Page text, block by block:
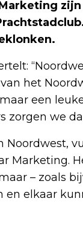
het
een
zorgen we
Noordwest,
Marketing.
– zoals
elkaar